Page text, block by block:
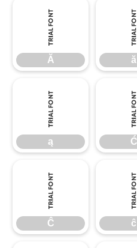
Ă
Ă
ă
ă
ą
ą
Ć
Ć
Ĉ
Ĉ
ĉ
ĉ